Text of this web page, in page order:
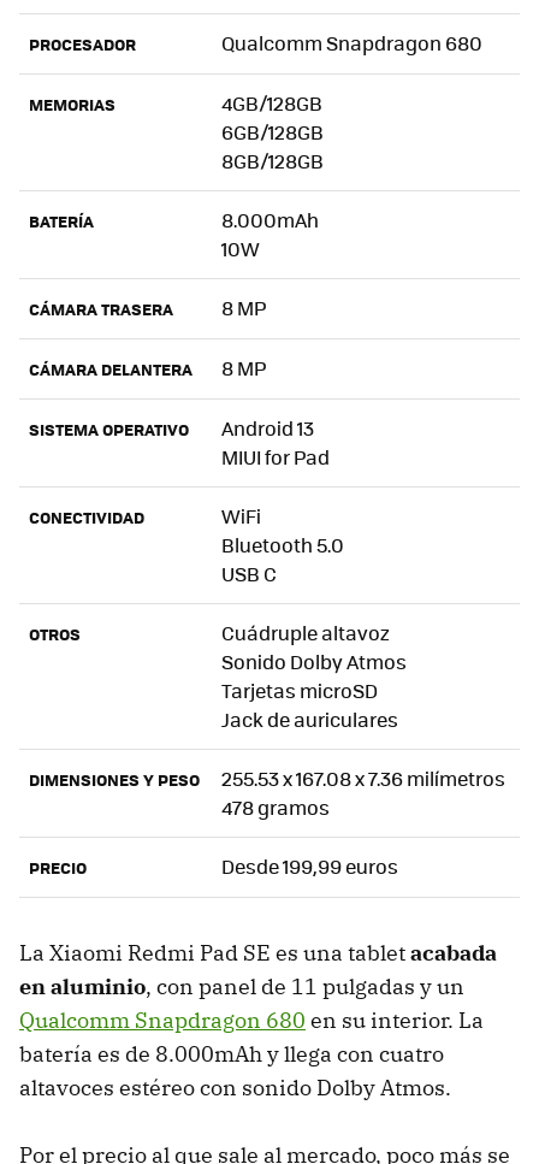
PROCESADOR Qualcomm Snapdragon 680
MEMORIAS
4GB/128GB
6GB/128GB
8GB/128GB
BATERÍA
8.000mAh
10W
CÁMARA TRASERA 8 MP
CÁMARA DELANTERA 8 MP
SISTEMA OPERATIVO
Android 13
MIUI for Pad
CONECTIVIDAD
WiFi
Bluetooth 5.0
USB C
OTROS
Cuádruple altavoz
Sonido Dolby Atmos
Tarjetas microSD
Jack de auriculares
DIMENSIONES Y PESO
255.53 x 167.08 x 7.36 milímetros
478 gramos
PRECIO Desde 199,99 euros
La Xiaomi Redmi Pad SE es una tabletacabada
en aluminio, con panel de 11 pulgadas y un
Qualcomm Snapdragon 680 en su interior. La
batería es de 8.000mAh y llega con cuatro
altavoces estéreo con sonido Dolby Atmos.
Por el precio al que sale al mercado, poco más se